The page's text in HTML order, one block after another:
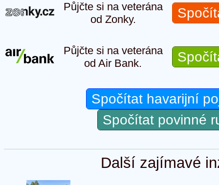
Půjčte si na veterána
od Zonky.
Půjčte si na veterána
od Air Bank.
Spočítat havarijní
Spočítat povinné
Další zajímavé